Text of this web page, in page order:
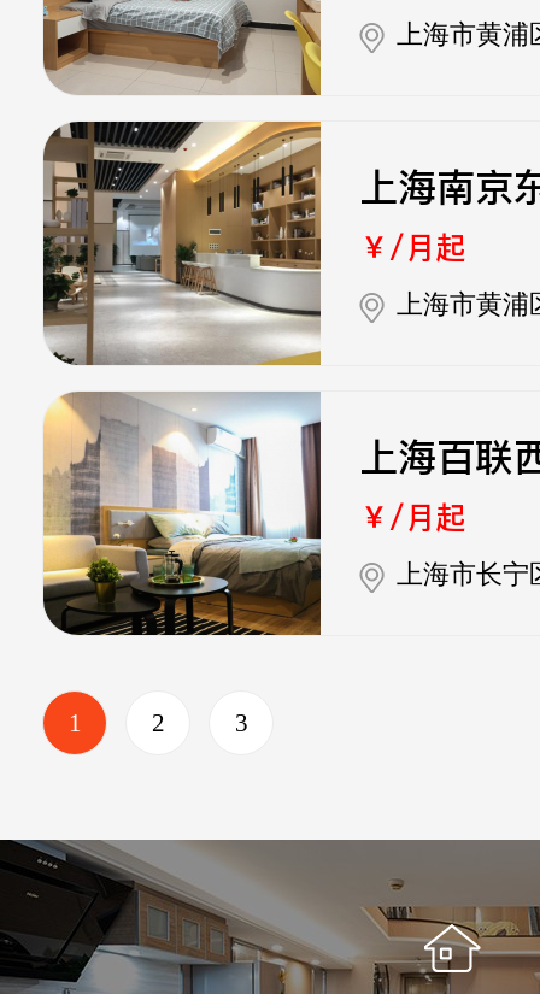
上海市黄浦
上海南京
￥/月起
上海市黄浦
上海百联
￥/月起
上海市长宁
1 2 3